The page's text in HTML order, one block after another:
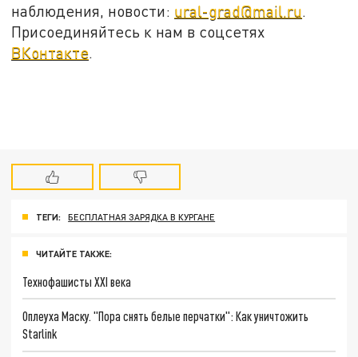
наблюдения, новости: ural-grad@mail.ru
Присоединяйтесь к нам в соцсетях
ВКонтакте
ТЕГИ: БЕСПЛАТНАЯ ЗАРЯДКА В КУРГАНЕ
ЧИТАЙТЕ ТАКЖЕ:
Технофашисты XXI века
Оплеуха Маску. "Пора снять белые перчатки": Как уничтожить
Starlink